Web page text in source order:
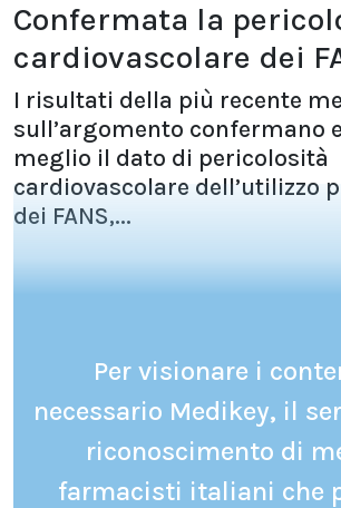
Confermata la
cardiovascolare dei
I risultati della più recente
sull’argomento confermano
meglio il dato di pericolosità
cardiovascolare dell’utilizzo
dei FANS,...
Per visionare i
necessario Medikey, il
riconoscimento di
farmacisti italiani che